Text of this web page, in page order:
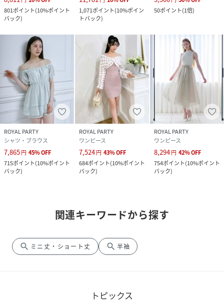
801ポイント(10%ポイント
バック)
1,071ポイント(10%ポイン
トバック)
50ポイント(1倍)
ROYAL PARTY
シャツ・ブラウス
7,865円 45%OFF
715ポイント(10%ポイント
バック)
ROYAL PARTY
ワンピース
7,524円 43%OFF
684ポイント(10%ポイント
バック)
ROYAL PARTY
ワンピース
8,294円 42%OFF
754ポイント(10%ポイント
バック)
関連キーワードから探す
search ミニ丈・ショート丈 search 半袖
トピックス